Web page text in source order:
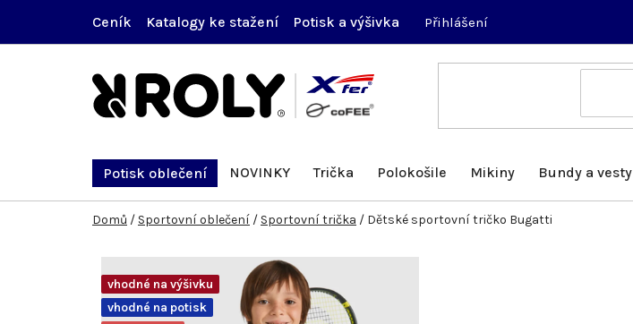
obsah
Ceník Katalogy ke stažení Potisk a výšivka Přihlášení
Potisk oblečení NOVINKY Trička Polokošile Mikiny Bundy a vesty
Domů / Sportovní oblečení / Sportovní trička / Dětské sportovní tričko Bugatti
vhodné na výšivku
vhodné na potisk